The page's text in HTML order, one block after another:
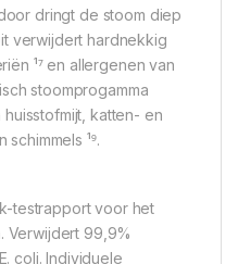
dringt de stoom diep
verwijdert hardnekkig
¹⁷ en allergenen van
stoomprogamma
katten- en
¹⁹.
testrapport voor het
Verwijdert 99,9%
coli. Individuele